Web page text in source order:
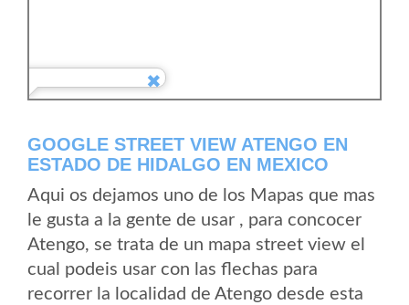
GOOGLE STREET VIEW ATENGO EN
ESTADO DE HIDALGO EN MEXICO
Aqui os dejamos uno de los Mapas que mas
le gusta a la gente de usar , para concocer
Atengo, se trata de un mapa street view el
cual podeis usar con las flechas para
recorrer la localidad de Atengo desde esta